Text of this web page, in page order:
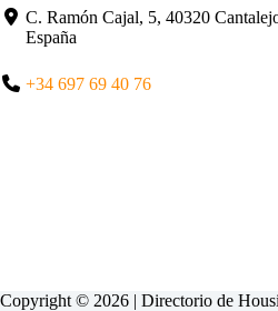
C. Ramón Cajal, 5, 40320
España
+34 697 69 40 76
Copyright © 2026 | Directorio de